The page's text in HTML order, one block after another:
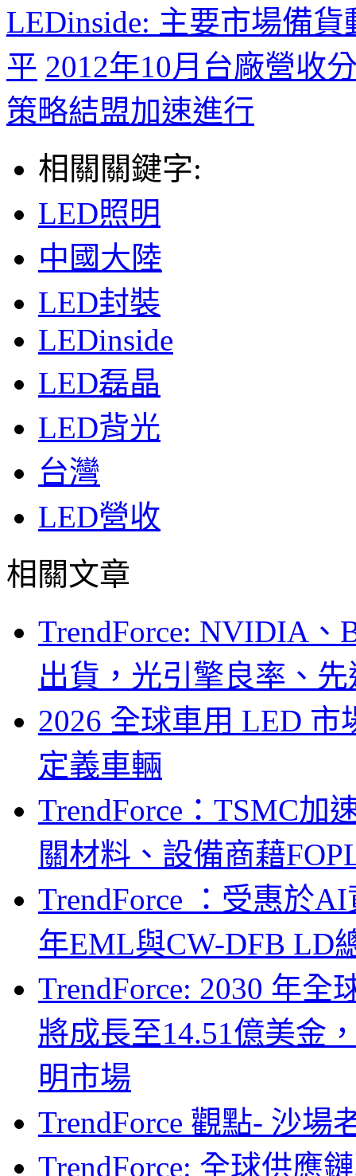
LEDinside: 主要市場備
平 2012年10月台廠營收
策略結盟加速進行
相關關鍵字:
LED照明
中國大陸
LED封裝
LEDinside
LED磊晶
LED背光
台灣
LED營收
相關文章
TrendForce: NVIDIA、
出貨，光引擎良率、
2026 全球車用 LED
定義車輛
TrendForce：TSMC加
關材料、設備商藉
TrendForce ：受惠於
年EML與CW-DFB LD
TrendForce: 2030 年
將成長至14.51億美金
明市場
TrendForce 觀點- 沙場
TrendForce: 全球供應